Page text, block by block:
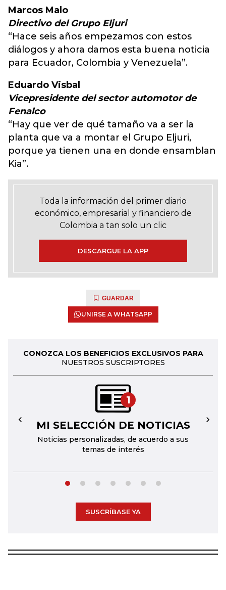
Marcos Malo
Directivo del Grupo Eljuri
“Hace seis años empezamos con estos
diálogos y ahora damos esta buena noticia
para Ecuador, Colombia y Venezuela”.
Eduardo Visbal
Vicepresidente del sector automotor de
Fenalco
“Hay que ver de qué tamaño va a ser la
planta que va a montar el Grupo Eljuri,
porque ya tienen una en donde ensamblan
Kia”.
Toda la información del primer diario
económico, empresarial y financiero de
Colombia a tan solo un clic
DESCARGUE LA APP
GUARDAR
UNIRSE A WHATSAPP
CONOZCA LOS BENEFICIOS EXCLUSIVOS PARA
NUESTROS SUSCRIPTORES
1
MI SELECCIÓN DE NOTICIAS
Noticias personalizadas, de acuerdo a sus
temas de interés
← →
SUSCRÍBASE YA